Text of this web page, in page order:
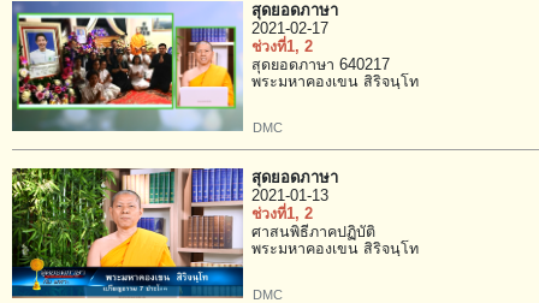
สุดยอดภาษา
2021-02-17
ช่วงที่1, 2
สุดยอดภาษา 640217
พระมหาคองเขน สิริจนฺโท
DMC
สุดยอดภาษา
2021-01-13
ช่วงที่1, 2
ศาสนพิธีภาคปฏิบัติ
พระมหาคองเขน สิริจนฺโท
DMC